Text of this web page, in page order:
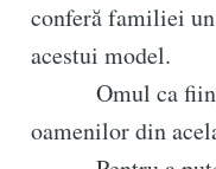
conferă familiei
acestui model.
Omul ca ființă
oamenilor din